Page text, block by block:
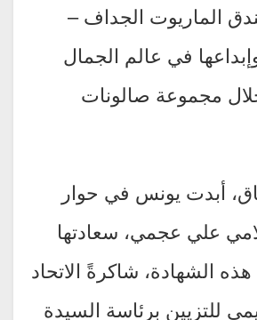
الماريوت الجداف –
في عالم الجمال
مجموعة صالونات
أبدت يونس في حوار
علي عجمي، سعادتها
الشهادة، شاكرةً الاتحاد
للتزيين برئاسة السيدة